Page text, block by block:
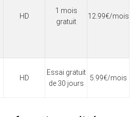
HD
1 mois
gratuit
12.99€/mois
HD
Essai gratuit
de 30 jours
5.99€/mois